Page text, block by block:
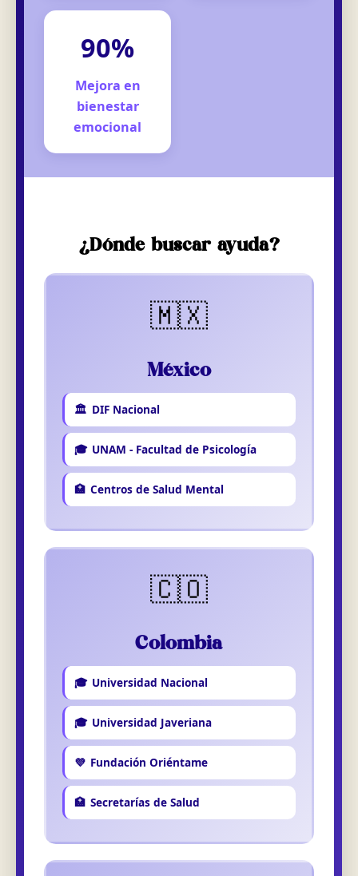
90%
Mejora en
bienestar
emocional
¿Dónde buscar ayuda?
🇲🇽
México
🏛️ DIF Nacional
🎓 UNAM - Facultad de Psicología
🏥 Centros de Salud Mental
🇨🇴
Colombia
🎓 Universidad Nacional
🎓 Universidad Javeriana
💜 Fundación Oriéntame
🏥 Secretarías de Salud